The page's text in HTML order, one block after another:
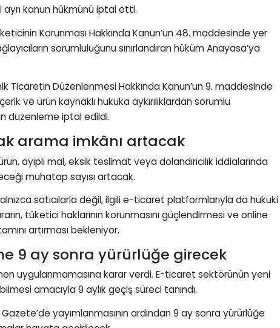
kanun hükmünü iptal etti.
Korunması Hakkında Kanun’un 48. maddesinde yer
sorumluluğunu sınırlandıran hüküm Anayasa’ya
Ticaretin Düzenlenmesi Hakkında Kanun’un 9. maddesinde
ve ürün kaynaklı hukuka aykırılıklardan sorumlu
düzenleme iptal edildi.
arama imkânı artacak
ayıplı mal, eksik teslimat veya dolandırıcılık iddialarında
muhatap sayısı artacak.
satıcılarla değil, ilgili e-ticaret platformlarıyla da hukuki
tüketici haklarının korunmasını güçlendirmesi ve online
artırması bekleniyor.
9 ay sonra yürürlüğe girecek
uygulanmamasına karar verdi. E-ticaret sektörünün yeni
amacıyla 9 aylık geçiş süreci tanındı.
yayımlanmasının ardından 9 ay sonra yürürlüğe